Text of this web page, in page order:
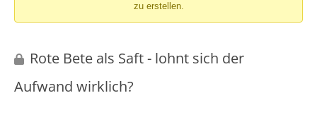
zu erstellen.
Rote Bete als Saft - lohnt sich der
Aufwand wirklich?